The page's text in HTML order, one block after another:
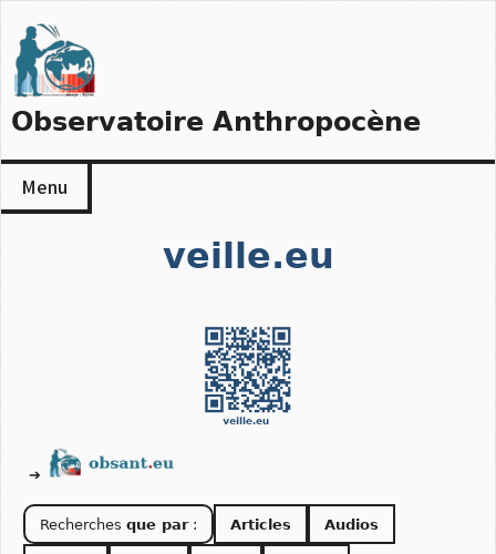
to
content
Observatoire Anthropocène
Menu
veille.eu
➔
Recherches que par: Articles Audios